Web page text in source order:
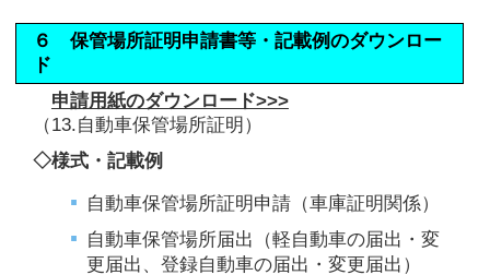
６ 保管場所証明申請書等・記載例のダウンロー
ド
申請用紙のダウンロード>>>
（13.自動車保管場所証明）
◇様式・記載例
自動車保管場所証明申請（車庫証明関係）
自動車保管場所届出（軽自動車の届出・変
更届出、登録自動車の届出・変更届出）